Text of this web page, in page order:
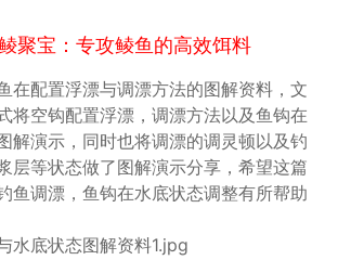
聚宝：专攻鲮鱼的高效饵料
在配置浮漂与调漂方法的图解资料，文
将空钩配置浮漂，调漂方法以及鱼钩在
解演示，同时也将调漂的调灵顿以及钓
层等状态做了图解演示分享，希望这篇
鱼调漂，鱼钩在水底状态调整有所帮助